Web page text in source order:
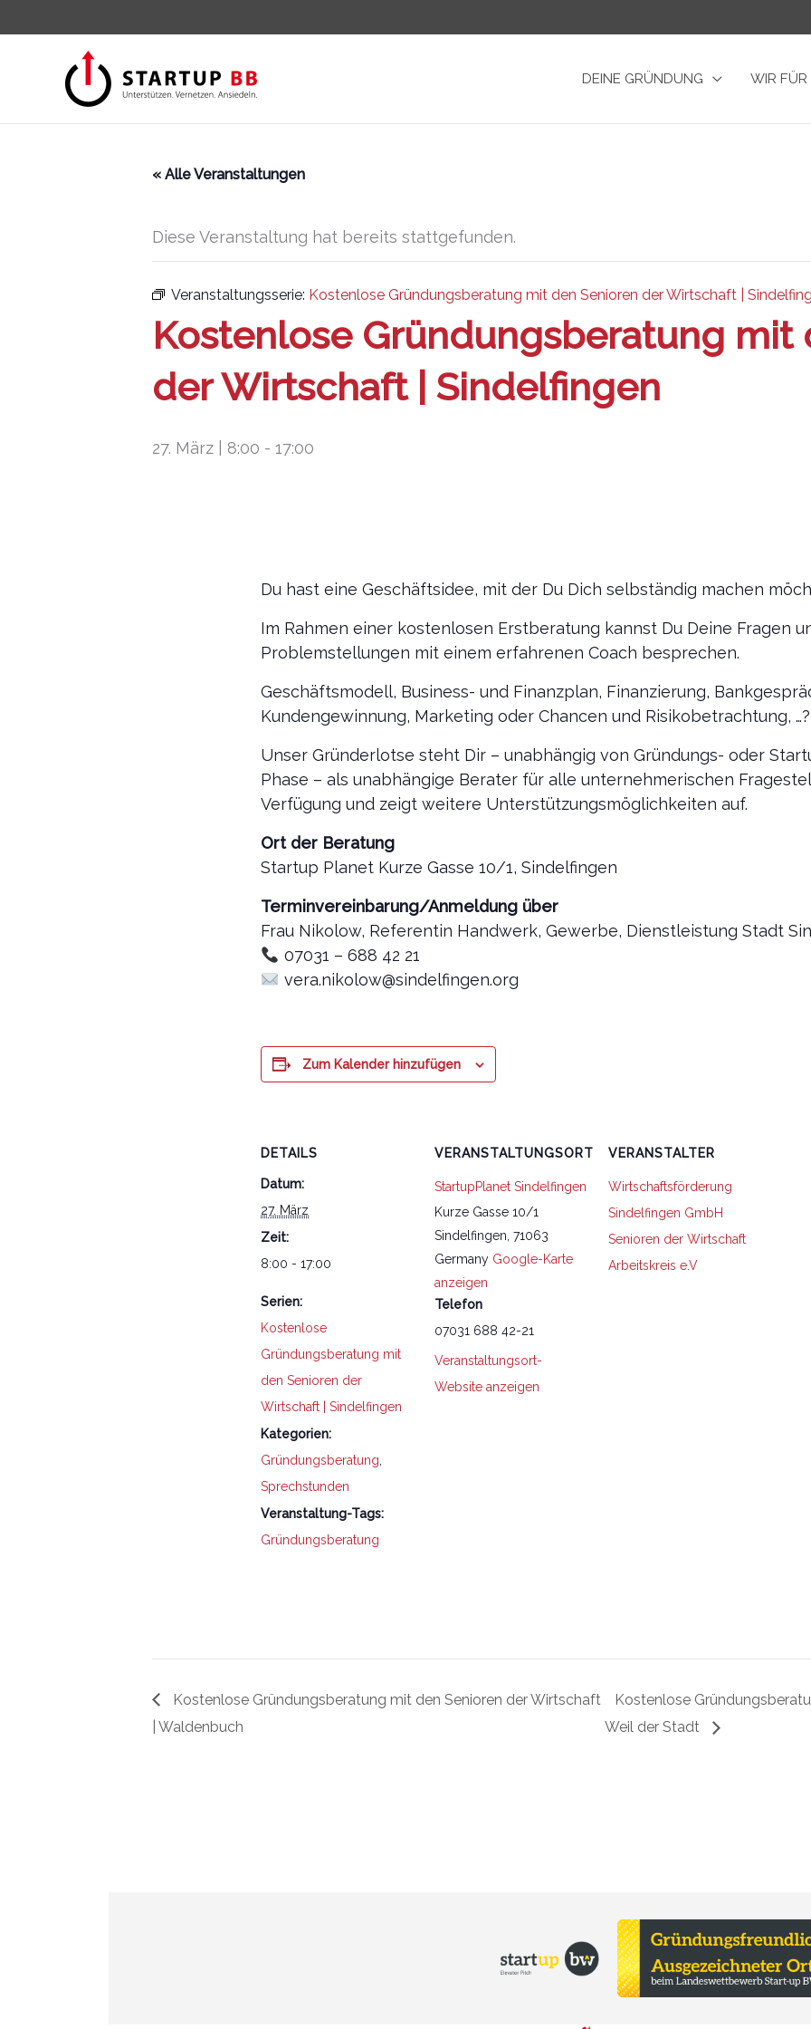
Inhalt
DEINE GRÜNDUNG WIR FÜR
« Alle Veranstaltungen
Diese Veranstaltung hat bereits stattgefunden.
Veranstaltungsserie: Kostenlose Gründungsberatung mit den Senioren der Wirtschaft |
Kostenlose Gründungsberatung mit
der Wirtschaft | Sindelfingen
27. März | 8:00 - 17:00
Du hast eine Geschäftsidee, mit der Du Dich selbständig machen
Im Rahmen einer kostenlosen Erstberatung kannst Du Deine Fragen
Problemstellungen mit einem erfahrenen Coach besprechen.
Geschäftsmodell, Business- und Finanzplan, Finanzierung,
Kundengewinnung, Marketing oder Chancen und Risikobetrachtung, …?
Unser Gründerlotse steht Dir – unabhängig von Gründungs- oder
Phase – als unabhängige Berater für alle unternehmerischen
Verfügung und zeigt weitere Unterstützungsmöglichkeiten auf.
Ort der Beratung
Startup Planet Kurze Gasse 10/1, Sindelfingen
Terminvereinbarung/Anmeldung über
Frau Nikolow, Referentin Handwerk, Gewerbe, Dienstleistung Stadt
07031 – 688 42 21
vera.nikolow@sindelfingen.org
Zum Kalender hinzufügen
DETAILS
Datum:
27. März
Zeit:
8:00 - 17:00
Serien:
Kostenlose
Gründungsberatung mit
den Senioren der
Wirtschaft | Sindelfingen
Kategorien:
Gründungsberatung
Sprechstunden
Veranstaltung-Tags:
Gründungsberatung
VERANSTALTUNGSORT
StartupPlanet Sindelfingen
Kurze Gasse 10/1
Sindelfingen 71063
Germany Google-Karte
anzeigen
Telefon
07031 688 42-21
Veranstaltungsort-
Website anzeigen
VERANSTALTER
Wirtschaftsförderung
Sindelfingen GmbH
Senioren der Wirtschaft
Arbeitskreis e.V
Kostenlose Gründungsberatung mit den Senioren der Wirtschaft
| Waldenbuch
Kostenlose
Weil der Stadt